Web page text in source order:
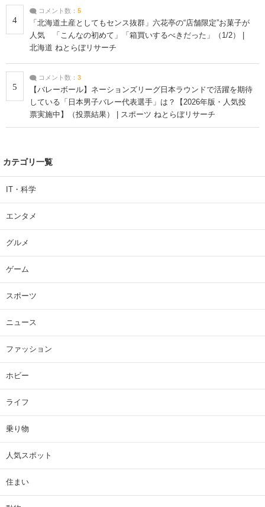
4
コメント数： 5
「北海道土産としてもセンス抜群」六花亭の“店舗限定”お菓子が
人気 「こんなの初めて」「箱買いするべきだった」（1/2） |
北海道 ねとらぼリサーチ
5
コメント数： 3
【バレーボール】ネーションズリーグ日本ラウンドで活躍を期待
している「日本男子バレー代表選手」は？【2026年版・人気投
票実施中】（投票結果） | スポーツ ねとらぼリサーチ
カテゴリ一覧
IT・科学
エンタメ
グルメ
ゲーム
スポーツ
ニュース
ファッション
ホビー
ライフ
乗り物
人気スポット
住まい